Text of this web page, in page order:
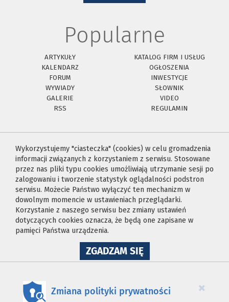
Popularne
ARTYKUŁY
KATALOG FIRM I USŁUG
KALENDARZ
OGŁOSZENIA
FORUM
INWESTYCJE
WYWIADY
SŁOWNIK
GALERIE
VIDEO
RSS
REGULAMIN
Wykorzystujemy "ciasteczka" (cookies) w celu gromadzenia
informacji związanych z korzystaniem z serwisu. Stosowane
przez nas pliki typu cookies umożliwiają utrzymanie sesji po
zalogowaniu i tworzenie statystyk oglądalności podstron
serwisu. Możecie Państwo wyłączyć ten mechanizm w
dowolnym momencie w ustawieniach przeglądarki.
Korzystanie z naszego serwisu bez zmiany ustawień
dotyczących cookies oznacza, że będą one zapisane w
pamięci Państwa urządzenia.
ZGADZAM SIĘNA
WYKORZYSTANIE
×
Zmiana polityki prywatności